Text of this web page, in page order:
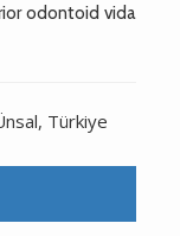
odontoid vida
Türkiye